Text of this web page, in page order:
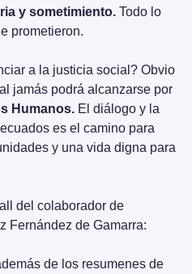
y sometimiento. Todo lo
prometieron.
a la justicia social? Obvio
jamás podrá alcanzarse por
Humanos. El diálogo y la
es el camino para
y una vida digna para
del colaborador de
Fernández de Gamarra:
de los resumenes de